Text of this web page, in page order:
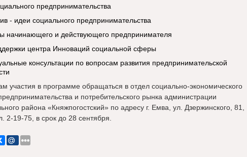
предпринимательства
- идеи социального предпринимательства
начинающего и действующего предпринимателя
центра Инноваций социальной сферы
консультации по вопросам развития предпринимательской
участия в программе обращаться в отдел социально-экономического
и потребительского рынка администрации
района «Княжпогостский» по адресу г. Емва, ул. Дзержинского, 81,
2-19-75, в срок до 28 сентября.